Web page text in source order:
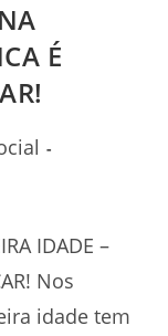
É
IDADE –
Nos
idade tem